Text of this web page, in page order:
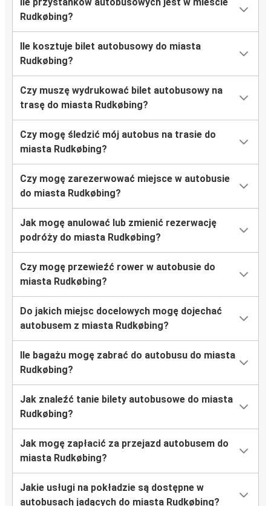
Rudkøbing?
Ile kosztuje bilet autobusowy do miasta
Rudkøbing?
Czy muszę wydrukować bilet autobusowy na
trasę do miasta Rudkøbing?
Czy mogę śledzić mój autobus na trasie do
miasta Rudkøbing?
Czy mogę zarezerwować miejsce w autobusie
do miasta Rudkøbing?
Jak mogę anulować lub zmienić rezerwację
podróży do miasta Rudkøbing?
Czy mogę przewieźć rower w autobusie do
miasta Rudkøbing?
Do jakich miejsc docelowych mogę dojechać
autobusem z miasta Rudkøbing?
Ile bagażu mogę zabrać do autobusu do miasta
Rudkøbing?
Jak znaleźć tanie bilety autobusowe do miasta
Rudkøbing?
Jak mogę zapłacić za przejazd autobusem do
miasta Rudkøbing?
Jakie usługi na pokładzie są dostępne w
autobusach jadących do miasta Rudkøbing?